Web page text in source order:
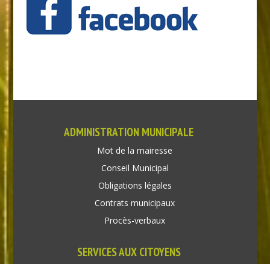
ADMINISTRATION MUNICIPALE
Mot de la mairesse
Conseil Municipal
Obligations légales
Contrats municipaux
Procès-verbaux
SERVICES AUX CITOYENS